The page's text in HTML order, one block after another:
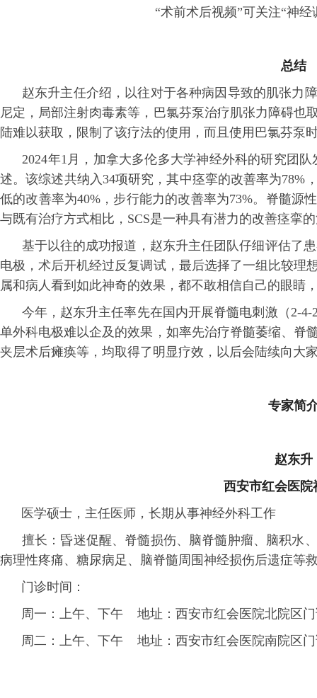
“术前术后视频”可关注“神
总结
赵东升主任介绍，以往对于各种病因导致的肌张力
尼定，局部注射肉毒素等，巴氯芬泵治疗肌张力障碍也
陆难以获取，限制了该疗法的使用，而且使用巴氯芬泵
2024年1月，加拿大多伦多大学神经外科的研究团队
述。该综述共纳入34项研究，其中痉挛的改善率为78%
低的改善率为40%，步行能力的改善率为73%。脊髓源
与既有治疗方式相比，SCS是一种具有潜力的改善痉挛
基于以往的成功报道，赵东升主任团队仔细评估了
电极，术后开机经过反复调试，最后选择了一组比较理
属和病人看到如此神奇的效果，都不敢相信自己的眼睛
今年，赵东升主任率先在国内开展脊髓电刺激（2-4-
单外科电极难以企及的效果，如率先治疗脊髓萎缩、脊
夹层术后瘫痪等，均取得了明显疗效，以后会陆续向大
专家简
赵东升
西安市红会医院
医学硕士，主任医师，长期从事神经外科工作
擅长：昏迷促醒、脊髓损伤、脑脊髓肿瘤、脑积水
病理性疼痛、糖尿病足、脑脊髓周围神经损伤后遗症等
门诊时间：
周一：上午、下午 地址：西安市红会医院北院区门
周二：上午、下午 地址：西安市红会医院南院区门